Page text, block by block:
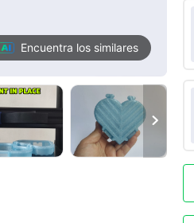
Encuentra los similares
